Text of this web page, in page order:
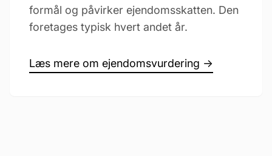
formål og påvirker ejendomsskatten. Den
foretages typisk hvert andet år.
Læs mere om ejendomsvurdering →